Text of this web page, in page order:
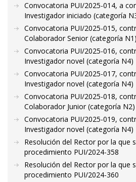
Convocatoria PUI/2025-014, a
Investigador iniciado (categoría
Convocatoria PUI/2025-015,
Colaborador Senior (categoría N1)
Convocatoria PUI/2025-016,
Investigador novel (categoría N4)
Convocatoria PUI/2025-017,
Investigador novel (categoría N4)
Convocatoria PUI/2025-018,
Colaborador Junior (categoría N2)
Convocatoria PUI/2025-019,
Investigador novel (categoría N4)
Resolución del Rector por la que
procedimiento PUI/2024-358
Resolución del Rector por la que
procedimiento PUI/2024-360